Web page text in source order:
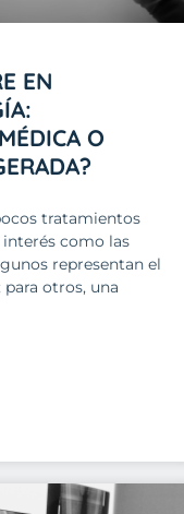
EN
O
tratamientos
como las
representan el
otros, una